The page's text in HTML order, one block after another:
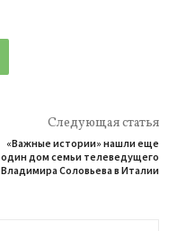
Следующая статья
«Важные истории» нашли еще
один дом семьи телеведущего
Владимира Соловьева в Италии